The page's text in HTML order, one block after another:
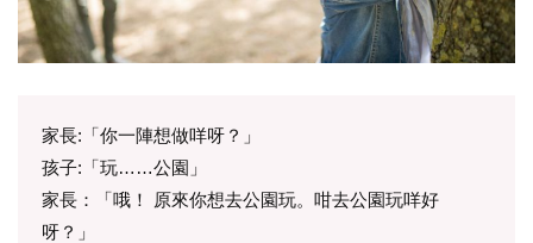
家長:「你一陣想做咩呀？」
孩子:「玩……公園」
家長：「哦！ 原來你想去公園玩。咁去公園玩咩好
呀？」